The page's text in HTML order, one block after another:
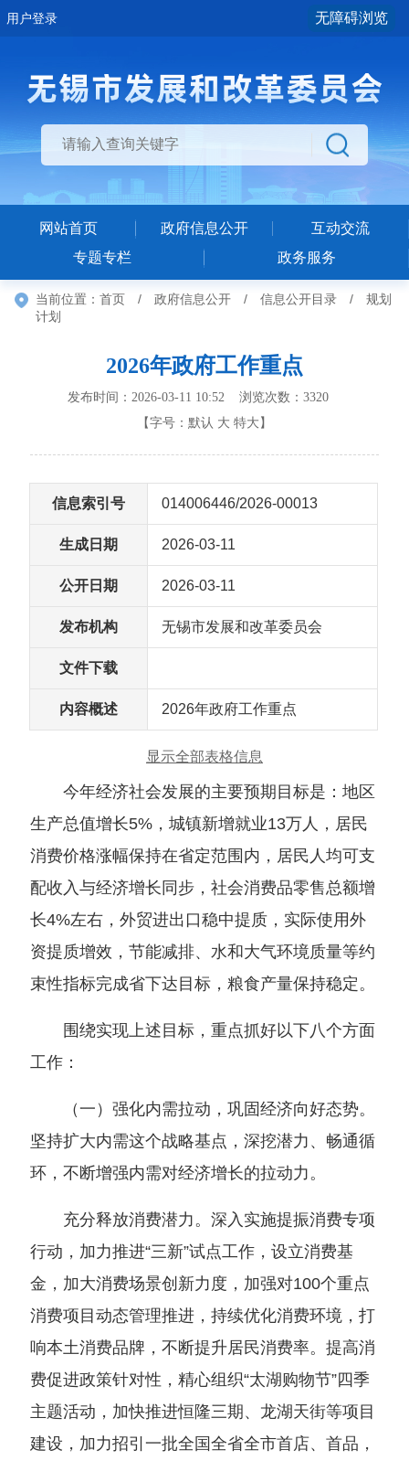
用户登录 无障碍浏览
网站首页 政府信息公开
互动交流
专题专栏
政务服务
当前位置： 首页 / 政府信息公开 / 信息公开目录 /
规划
计划
2026年政府工作重点
发布时间：2026-03-11 10:52 浏览次数：3320
【字号： 默认 大 特大 】
信息索引号 014006446/2026-00013
生成日期 2026-03-11
公开日期 2026-03-11
发布机构 无锡市发展和改革委员会
文件下载
内容概述 2026年政府工作重点
显示全部表格信息
今年经济社会发展的主要预期目标是：地区
生产总值增长5%，城镇新增就业13万人，居民
消费价格涨幅保持在省定范围内，居民人均可支
配收入与经济增长同步，社会消费品零售总额增
长4%左右，外贸进出口稳中提质，实际使用外
资提质增效，节能减排、水和大气环境质量等约
束性指标完成省下达目标，粮食产量保持稳定。
围绕实现上述目标，重点抓好以下八个方面
工作：
（一）强化内需拉动，巩固经济向好态势。
坚持扩大内需这个战略基点，深挖潜力、畅通循
环，不断增强内需对经济增长的拉动力。
充分释放消费潜力。深入实施提振消费专项
行动，加力推进“三新”试点工作，设立消费基
金，加大消费场景创新力度，加强对100个重点
消费项目动态管理推进，持续优化消费环境，打
响本土消费品牌，不断提升居民消费率。提高消
费促进政策针对性，精心组织“太湖购物节”四季
主题活动，加快推进恒隆三期、龙湖天街等项目
建设，加力招引一批全国全省全市首店、首品，